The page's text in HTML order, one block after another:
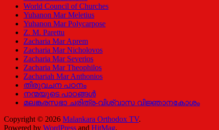
World Council of Churches
Yuhanon Mar Meletius
Yuhanon Mar Polycarpose
Z. M. Parettu
Zacharia Mar Aprem
Zacharia Mar Nicholovos
Zacharia Mar Severios
Zacharia Mar Theophilos
Zachariah Mar Anthonios
തിരുവചന പഠനം
നന്മയുടെ പാഠങ്ങള്‍
മലങ്കരസഭാ ചരിത്ര-വിശ്വാസ വിജ്ഞാനകോശം
Copyright © 2026 Malankara Orthodox TV.
Powered by WordPress and HitMag.